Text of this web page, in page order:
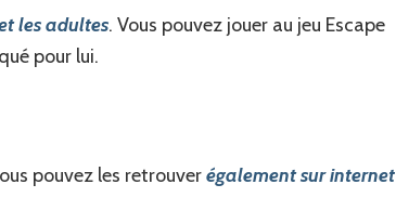
les adultes. Vous pouvez jouer au jeu Escape
pour lui.
pouvez les retrouverégalement sur internet